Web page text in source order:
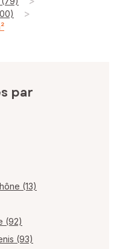
>
par
(13)
(92)
(93)